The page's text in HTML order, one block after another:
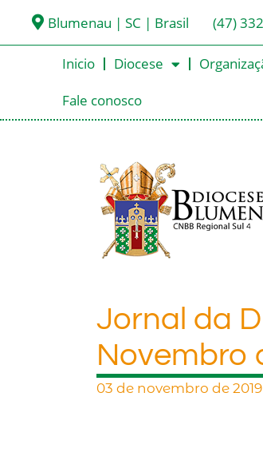
Blumenau | SC | Brasil (47)
Inicio Diocese
Fale conosco
Jornal da
Novembro
03 de novembro de 2019